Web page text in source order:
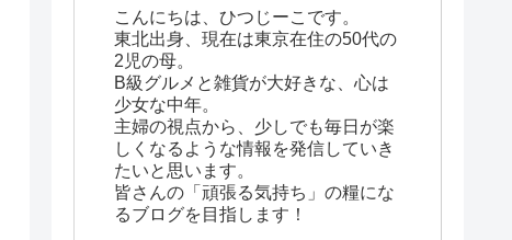
こんにちは、ひつじーこです。
東北出身、現在は東京在住の50代の
2児の母。
B級グルメと雑貨が大好きな、心は
少女な中年。
主婦の視点から、少しでも毎日が楽
しくなるような情報を発信していき
たいと思います。
皆さんの「頑張る気持ち」の糧にな
るブログを目指します！